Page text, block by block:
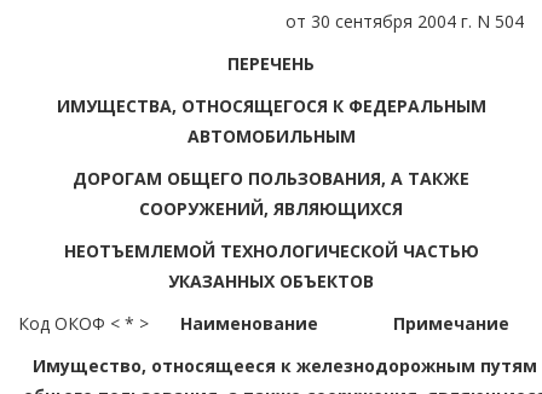
от 30 сентября 2004 г. N 504
ПЕРЕЧЕНЬ
ИМУЩЕСТВА, ОТНОСЯЩЕГОСЯ К ФЕДЕРАЛЬНЫМ
АВТОМОБИЛЬНЫМ
ДОРОГАМ ОБЩЕГО ПОЛЬЗОВАНИЯ, А ТАКЖЕ
СООРУЖЕНИЙ, ЯВЛЯЮЩИХСЯ
НЕОТЪЕМЛЕМОЙ ТЕХНОЛОГИЧЕСКОЙ ЧАСТЬЮ
УКАЗАННЫХ ОБЪЕКТОВ
Код ОКОФ < * >
Наименование
Примечание
Имущество, относящееся к железнодорожным путям